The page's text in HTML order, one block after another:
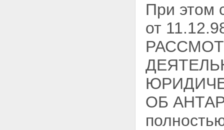
При этом
от
ОБ